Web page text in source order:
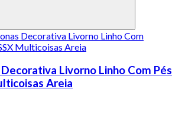
Livorno Linho Com Pés
Areia